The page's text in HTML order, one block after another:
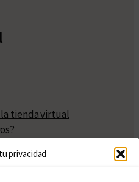
privacidad
la tienda virtual